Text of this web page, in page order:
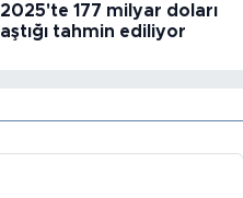
2025'te 177 milyar doları
aştığı tahmin ediliyor